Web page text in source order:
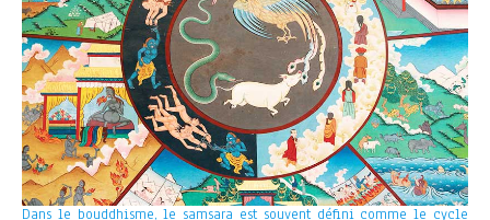
Dans le bouddhisme, le samsara est souvent défini comme le cycle